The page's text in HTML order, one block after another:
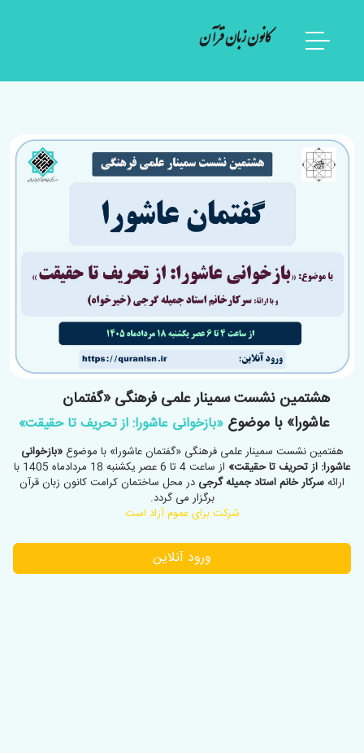
کانون زبان قرآن
هشتمین نشست سمینار علمی فرهنگی «گفتمان
عاشورا» با موضوع «بازخوانی عاشورا: از تحریف تا حقیقت»
هفتمین نشست سمینار علمی فرهنگی «گفتمان عاشورا» با موضوع«بازخوانی
عاشورا: از تحریف تا حقیقت»
از ساعت 4 تا 6 عصر یکشنبه 18 مردادماه 1405 با
ارائهسرکار خانم استاد جمیله گرجی در محل ساختمان کرامت کانون زبان قرآن
برگزار می گردد.
شرکت برای عموم آزاد است
ورود آنلاین